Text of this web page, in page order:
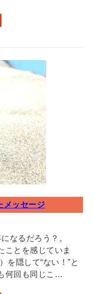
メッセージ
なるだろう？。
ことを感じていま
を隠して“ない！”と
何回も同じこ…